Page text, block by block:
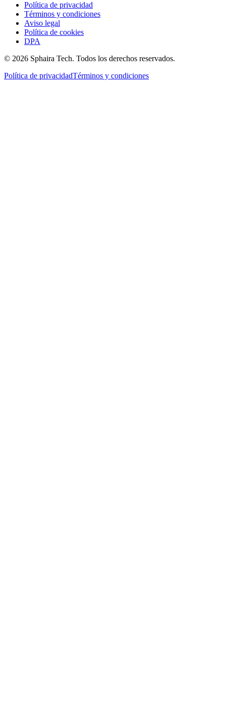
Política de privacidad
Términos y condiciones
Aviso legal
Política de cookies
DPA
© 2026 Sphaira Tech. Todos los derechos reservados.
Política de privacidadTérminos y condiciones